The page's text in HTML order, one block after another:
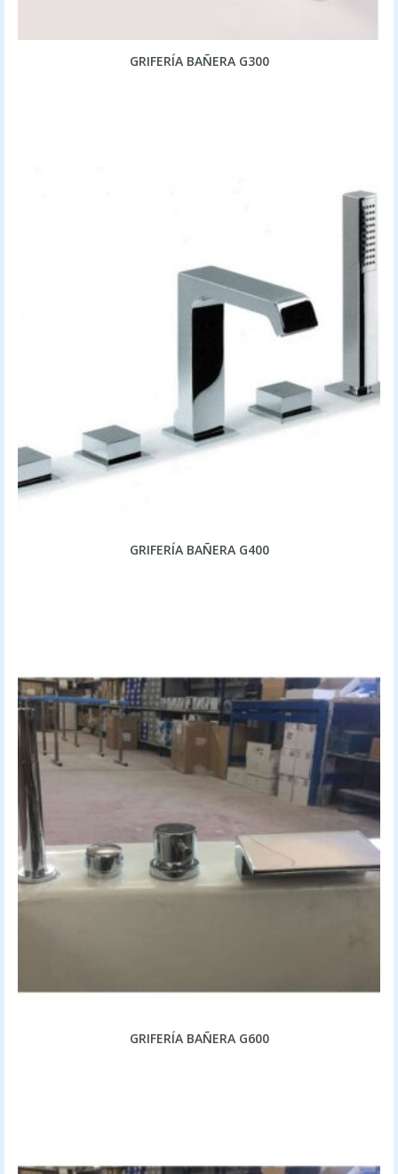
GRIFERÍA BAÑERA G300
GRIFERÍA BAÑERA G400
GRIFERÍA BAÑERA G600